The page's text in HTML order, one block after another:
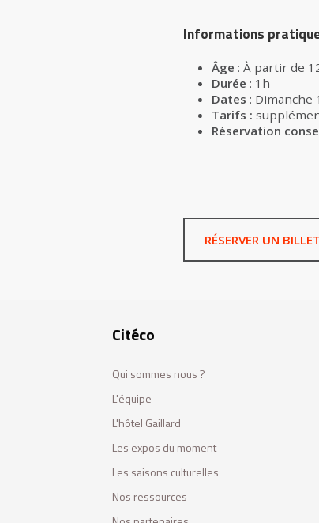
Informations
Âge : À partir de
Durée : 1h
Dates : Dimanche
Tarifs :
Réservation
RÉSERVER UN BILLET
Citéco
Qui sommes nous ?
L'équipe
L'hôtel Gaillard
Les expos du moment
Les saisons culturelles
Nos ressources